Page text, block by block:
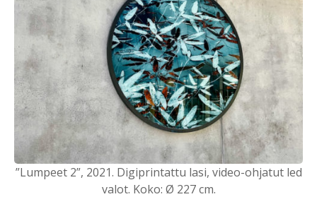
”Lumpeet 2”, 2021. Digiprintattu lasi, video-ohjatut led
valot. Koko: Ø 227 cm.